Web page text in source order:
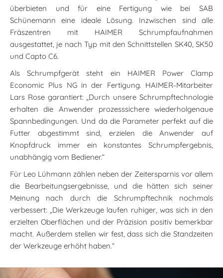
überbieten und für eine Fertigung wie bei SAB
Schünemann eine ideale Lösung. Inzwischen sind alle
Fräszentren mit HAIMER Schrumpfaufnahmen
ausgestattet, je nach Typ mit den Schnittstellen SK40, SK50
und Capto C6.
Als Schrumpfgerät steht ein HAIMER Power Clamp
Economic Plus NG in der Fertigung. HAIMER-Mitarbeiter
Lars Rose garantiert: „Durch unsere Schrumpftechnologie
erhalten die Anwender prozesssichere wiederholgenaue
Spannbedingungen. Und da die Parameter perfekt auf die
Futter abgestimmt sind, erzielen die Anwender auf
Knopfdruck immer ein konstantes Schrumpfergebnis,
unabhängig vom Bediener.“
Für Leo Lühmann zählen neben der Zeitersparnis vor allem
die Bearbeitungsergebnisse, und die hätten sich seiner
Meinung nach durch die Schrumpftechnik nochmals
verbessert: „Die Werkzeuge laufen ruhiger, was sich in den
erzielten Oberflächen und der Präzision positiv bemerkbar
macht. Außerdem stellen wir fest, dass sich die Standzeiten
der Werkzeuge erhöht haben.“